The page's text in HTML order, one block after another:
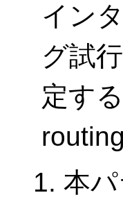
イン
グ試
定す
本